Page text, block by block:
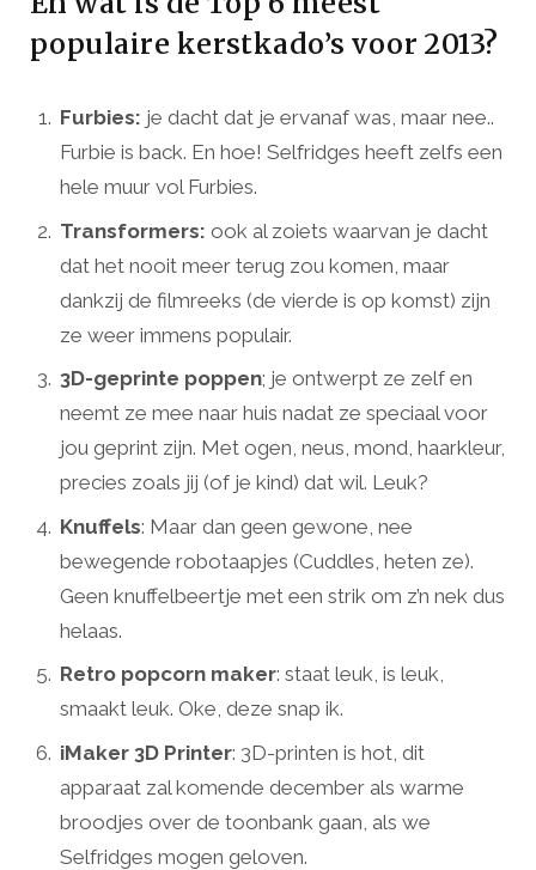
populaire kerstkado’s voor 2013?
Furbies: je dacht dat je ervanaf was, maar nee..
Furbie is back. En hoe! Selfridges heeft zelfs een
hele muur vol Furbies.
Transformers: ook al zoiets waarvan je dacht
dat het nooit meer terug zou komen, maar
dankzij de filmreeks (de vierde is op komst) zijn
ze weer immens populair.
3D-geprinte poppen; je ontwerpt ze zelf en
neemt ze mee naar huis nadat ze speciaal voor
jou geprint zijn. Met ogen, neus, mond, haarkleur,
precies zoals jij (of je kind) dat wil. Leuk?
Knuffels: Maar dan geen gewone, nee
bewegende robotaapjes (Cuddles, heten ze).
Geen knuffelbeertje met een strik om z’n nek dus
helaas.
Retro popcorn maker: staat leuk, is leuk,
smaakt leuk. Oke, deze snap ik.
iMaker 3D Printer: 3D-printen is hot, dit
apparaat zal komende december als warme
broodjes over de toonbank gaan, als we
Selfridges mogen geloven.